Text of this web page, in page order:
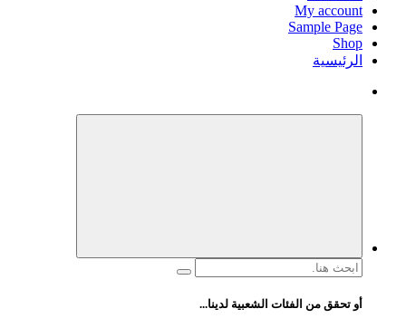
My account
Sample Page
Shop
الرئيسية
البحث
أو تحقق من الفئات الشعبية لدينا...